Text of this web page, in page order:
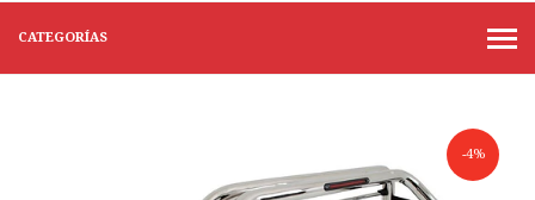
CATEGORÍAS
-4%